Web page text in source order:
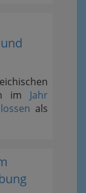
im Jahr
als